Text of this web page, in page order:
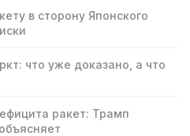
в сторону Японского
что уже доказано, а что
ракет: Трамп